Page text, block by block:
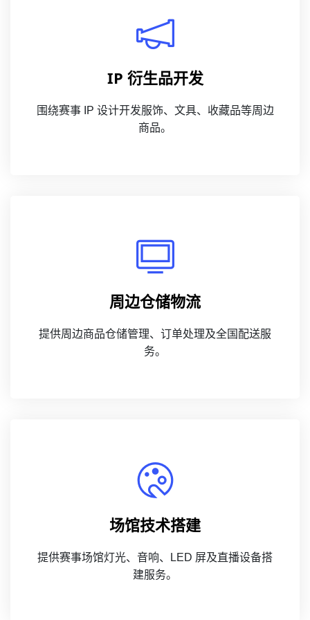
IP 衍生品开发
围绕赛事 IP 设计开发服饰、文具、收藏品等周边
商品。
周边仓储物流
提供周边商品仓储管理、订单处理及全国配送服
务。
场馆技术搭建
提供赛事场馆灯光、音响、LED 屏及直播设备搭
建服务。